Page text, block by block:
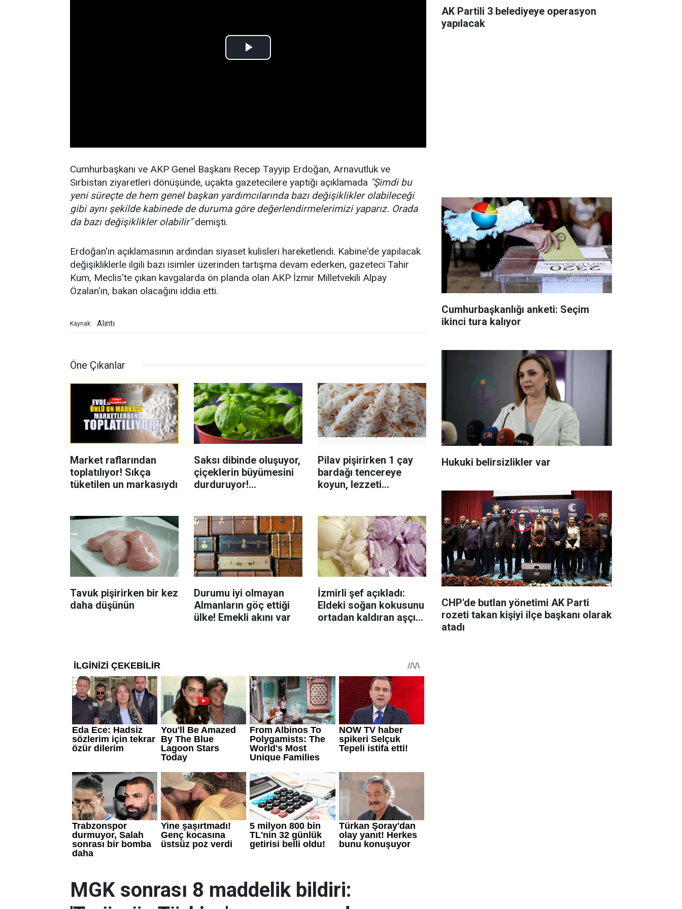
Cumhurbaşkanı ve AKP Genel Başkanı Recep Tayyip Erdoğan, Arnavutluk ve
Sırbistan ziyaretleri dönüşünde, uçakta gazetecilere yaptığı açıklamada "Şimdi bu
yeni süreçte de hem genel başkan yardımcılarında bazı değişiklikler olabileceği
gibi aynı şekilde kabinede de duruma göre değerlendirmelerimizi yaparız. Orada
da bazı değişiklikler olabilir"demişti.
Erdoğan'ın açıklamasının ardından siyaset kulisleri hareketlendi. Kabine'de yapılacak
değişikliklerle ilgili bazı isimler üzerinden tartışma devam ederken, gazeteci Tahir
Kum, Meclis'te çıkan kavgalarda ön planda olan AKP İzmir Milletvekili Alpay
Özalan'ın, bakan olacağını iddia etti.
Kaynak: Alıntı
Öne Çıkanlar
Market raflarından
toplatılıyor! Sıkça
tüketilen un markasıydı
Saksı dibinde oluşuyor,
çiçeklerin büyümesini
durduruyor!
Pilav pişirirken 1 çay
bardağı tencereye
koyun, lezzeti
Tavuk pişirirken bir kez
daha düşünün
Durumu iyi olmayan
Almanların göç ettiği
ülke! Emekli akını var
İzmirli şef açıkladı:
Eldeki soğan kokusunu
ortadan kaldıran aşçı
AK Partili 3 belediyeye operasyon
yapılacak
Cumhurbaşkanlığı anketi: Seçim
ikinci tura kalıyor
Hukuki belirsizlikler var
CHP'de butlan yönetimi AK Parti
rozeti takan kişiyi ilçe başkanı olarak
atadı
MGK sonrası 8 maddelik bildiri: